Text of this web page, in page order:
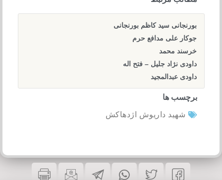
بورنجانی سید کاظم بورنجانی
جوکار علی مدافع حرم
خرسند محمد
داودی نژاد جلیل – فتح اله
داودی عبدالمجید
برچسب ها
شهید داریوش اژدهاکش